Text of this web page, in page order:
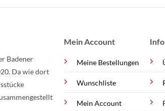
Badener
Da wie dort
Mein Account
Meine Bestellungen
Wunschliste
Mein Account